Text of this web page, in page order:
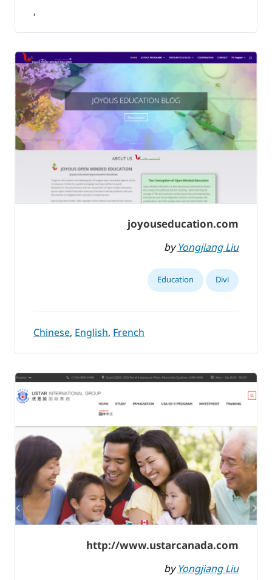
,
joyouseducation.com
byYongjiang Liu
Divi
Education
Chinese,English,French
http://www.ustarcanada.com
byYongjiang Liu